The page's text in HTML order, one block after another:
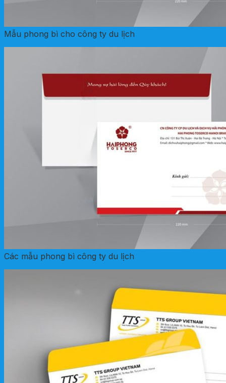
Mẫu phong bì cho công ty du lịch
Các mẫu phong bì công ty du lịch